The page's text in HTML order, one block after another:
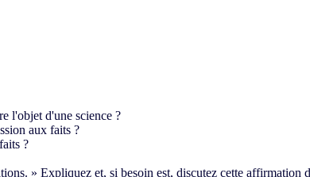
l'objet d'une science ?
aux faits ?
?
» Expliquez et, si besoin est, discutez cette affirmation